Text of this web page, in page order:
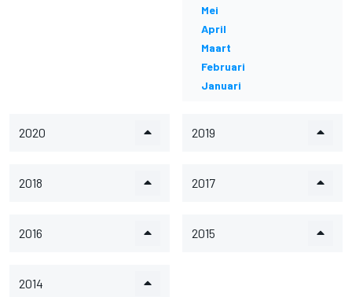
Mei
April
Maart
Februari
Januari
2020 2019
2018 2017
2016 2015
2014